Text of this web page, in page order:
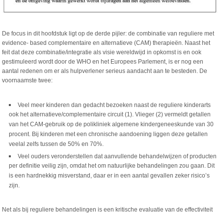
De focus in dit hoofdstuk ligt op de derde pijler: de combinatie van reguliere met
evidence- based complementaire en alternatieve (CAM) therapieën. Naast het
feit dat deze combinatie/integratie als visie wereldwijd in opkomst is en ook
gestimuleerd wordt door de WHO en het Europees Parlement, is er nog een
aantal redenen om er als hulpverlener serieus aandacht aan te besteden. De
voornaamste twee:
Veel meer kinderen dan gedacht bezoeken naast de reguliere kinderarts
ook het alternatieve/complementaire circuit (1). Vlieger (2) vermeldt getallen
van het CAM-gebruik op de polikliniek algemene kindergeneeskunde van 30
procent. Bij kinderen met een chronische aandoening liggen deze getallen
veelal zelfs tussen de 50% en 70%.
Veel ouders veronderstellen dat aanvullende behandelwijzen of producten
per definitie veilig zijn, omdat het om natuurlijke behandelingen zou gaan. Dit
is een hardnekkig misverstand, daar er in een aantal gevallen zeker risico’s
zijn.
Net als bij reguliere behandelingen is een kritische evaluatie van de effectiviteit